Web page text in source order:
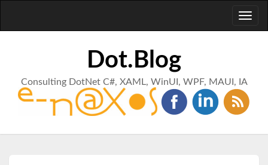
Dot.Blog
Consulting DotNet C#, XAML, WinUI, WPF, MAUI, IA